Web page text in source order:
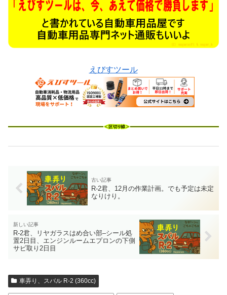
えびすツール
R-2君、12月の作業計画。でも予定は未定
なりけり。
R-2君、リヤガラスはめ合い部–シール処
置2日目、エンジンルームエプロンの下側
サビ取り2日目
車弄り、スバル R-2 (360cc)